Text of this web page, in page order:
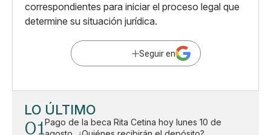
correspondientes para iniciar el proceso legal que
determine su situación jurídica.
Seguir en
LO ÚLTIMO
01Pago de la beca Rita Cetina hoy lunes 10 de